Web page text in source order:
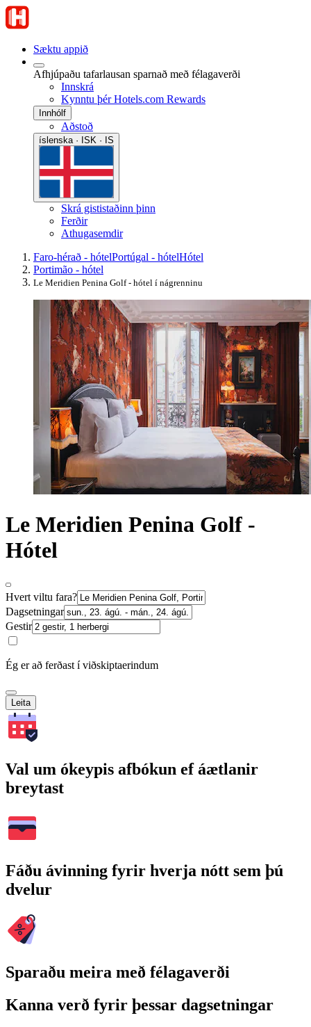
Sæktu appið
Afhjúpaðu tafarlausan sparnað með félagaverði
Innskrá
Kynntu þér Hotels.com Rewards
Innhólf
Aðstoð
íslenska · ISK · IS
Skrá gististaðinn þinn
Ferðir
Athugasemdir
Faro-hérað - hótelPortúgal - hótelHótel
Portimão - hótel
Le Meridien Penina Golf - hótel í nágrenninu
Le Meridien Penina Golf -
Hótel
Hvert viltu fara?
Dagsetningar
Gestir
Ég er að ferðast í viðskiptaerindum
Leita
Val um ókeypis afbókun ef áætlanir
breytast
Fáðu ávinning fyrir hverja nótt sem þú
dvelur
Sparaðu meira með félagaverði
Kanna verð fyrir þessar dagsetningar